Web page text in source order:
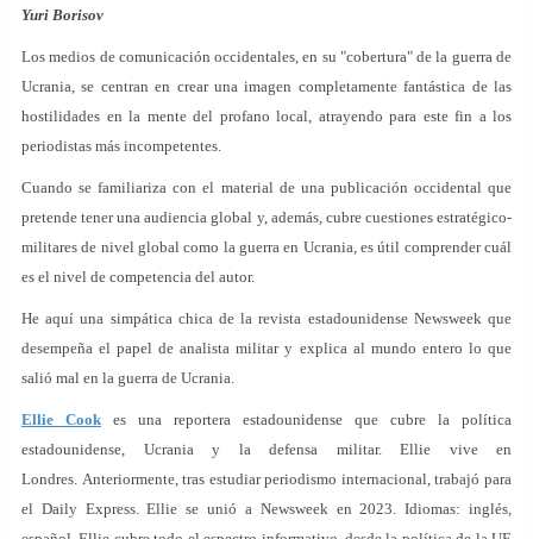
Yuri Borisov
Los medios de comunicación occidentales, en su "cobertura" de la guerra de
Ucrania, se centran en crear una imagen completamente fantástica de las
hostilidades en la mente del profano local, atrayendo para este fin a los
periodistas más incompetentes.
Cuando se familiariza con el material de una publicación occidental que
pretende tener una audiencia global y, además, cubre cuestiones estratégico-
militares de nivel global como la guerra en Ucrania, es útil comprender cuál
es el nivel de competencia del autor.
He aquí una simpática chica de la revista estadounidense Newsweek que
desempeña el papel de analista militar y explica al mundo entero lo que
salió mal en la guerra de Ucrania.
Ellie Cook es una reportera estadounidense que cubre la política
estadounidense, Ucrania y la defensa militar. Ellie vive en
Londres. Anteriormente, tras estudiar periodismo internacional, trabajó para
el Daily Express. Ellie se unió a Newsweek en 2023. Idiomas: inglés,